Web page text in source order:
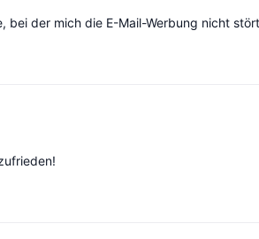
bei der mich die E-Mail-Werbung nicht